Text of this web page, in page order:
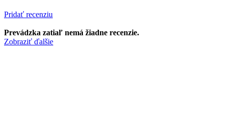
Pridať recenziu
Prevádzka zatiaľ nemá žiadne recenzie.
Zobraziť ďalšie